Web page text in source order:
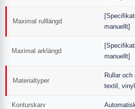
Maximal rulllängd
manuellt]
Maximal arklängd
manuellt]
Materialtyper
Rullar
textil, vinyl
Konturskarv